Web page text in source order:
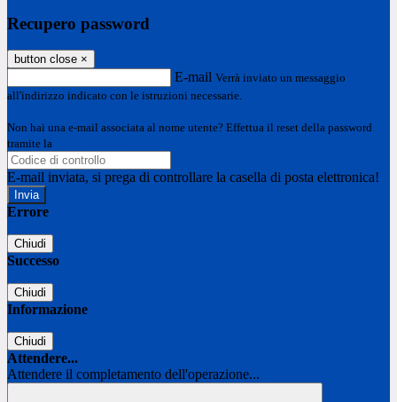
Recupero password
button close ×
E-mail Verrà inviato un messaggio
all'indirizzo indicato con le istruzioni necessarie.
Non hai una e-mail associata al nome utente? Effettua il reset della password
tramite la
E-mail inviata, si prega di controllare la casella di posta elettronica!
Errore
Chiudi
Successo
Chiudi
Informazione
Chiudi
Attendere...
Attendere il completamento dell'operazione...